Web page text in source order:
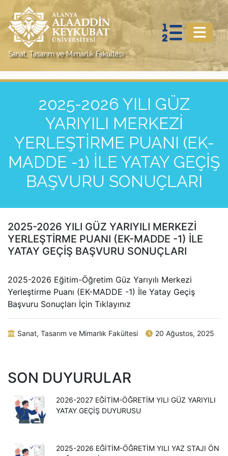
Sanat, Tasarım ve Mimarlık Fakültesi
2025-2026 YILI GÜZ
YARIYILI MERKEZİ
YERLEŞTİRME PUANI (EK-
MADDE -1) İLE YATAY GEÇİŞ
BAŞVURU SONUÇLARI
2025-2026 YILI GÜZ YARIYILI MERKEZİ
YERLEŞTİRME PUANI (EK-MADDE -1) İLE
YATAY GEÇİŞ BAŞVURU SONUÇLARI
2025-2026 Eğitim-Öğretim Güz Yarıyılı Merkezi
Yerleştirme Puanı (EK-MADDE -1) İle Yatay Geçiş
Başvuru Sonuçları İçin Tıklayınız
Sanat, Tasarım ve Mimarlık Fakültesi 20 Ağustos, 2025
SON DUYURULAR
2026-2027 EĞİTİM-ÖĞRETİM YILI GÜZ YARIYILI
YATAY GEÇİŞ DUYURUSU
2025-2026 EĞİTİM-ÖĞRETİM YILI YAZ STAJI ÖN